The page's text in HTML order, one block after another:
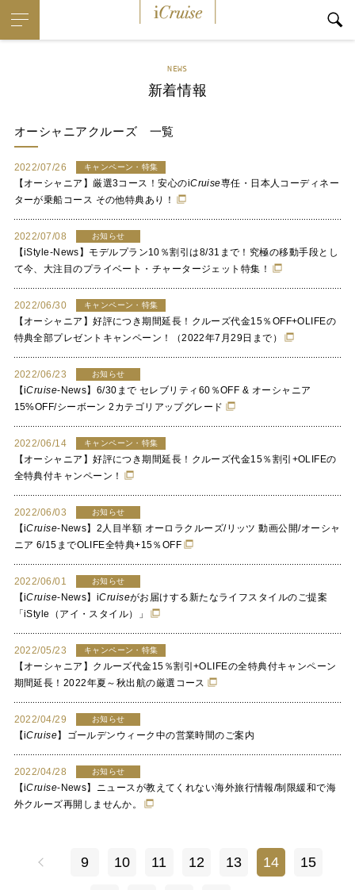
NEWS
新着情報
オーシャニアクルーズ 一覧
2022/07/26 キャンペーン・特集
【オーシャニア】厳選3コース！安心のiCruise専任・日本人コーディネー
ターが乗船コース その他特典あり！
2022/07/08 お知らせ
【iStyle-News】モデルプラン10％割引は8/31まで！究極の移動手段とし
て今、大注目のプライベート・チャータージェット特集！
2022/06/30 キャンペーン・特集
【オーシャニア】好評につき期間延長！クルーズ代金15％OFF+OLIFEの
特典全部プレゼントキャンペーン！（2022年7月29日まで）
2022/06/23 お知らせ
【iCruise-News】6/30まで セレブリティ60％OFF & オーシャニア
15%OFF/シーボーン 2カテゴリアップグレード
2022/06/14 キャンペーン・特集
【オーシャニア】好評につき期間延長！クルーズ代金15％割引+OLIFEの
全特典付キャンペーン！
2022/06/03 お知らせ
【iCruise-News】2人目半額 オーロラクルーズ/リッツ 動画公開/オーシャ
ニア 6/15までOLIFE全特典+15％OFF
2022/06/01 お知らせ
【iCruise-News】 iCruiseがお届けする新たなライフスタイルのご提案
「iStyle（アイ・スタイル）」
2022/05/23 キャンペーン・特集
【オーシャニア】クルーズ代金15％割引+OLIFEの全特典付キャンペーン
期間延長！2022年夏～秋出航の厳選コース
2022/04/29 お知らせ
【iCruise】ゴールデンウィーク中の営業時間のご案内
2022/04/28 お知らせ
【iCruise-News】ニュースが教えてくれない海外旅行情報/制限緩和で海
外クルーズ再開しませんか。
9 10 11 12 13 14 15